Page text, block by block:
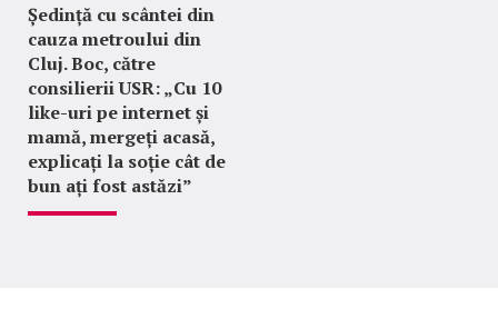
Ședință cu scântei din
cauza metroului din
Cluj. Boc, către
consilierii USR: „Cu 10
like-uri pe internet și
mamă, mergeți acasă,
explicați la soție cât de
bun ați fost astăzi”